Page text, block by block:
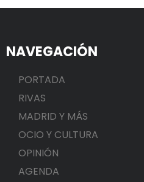
NAVEGACIÓN
PORTADA
RIVAS
MADRID Y MÁS
OCIO Y CULTURA
OPINIÓN
AGENDA